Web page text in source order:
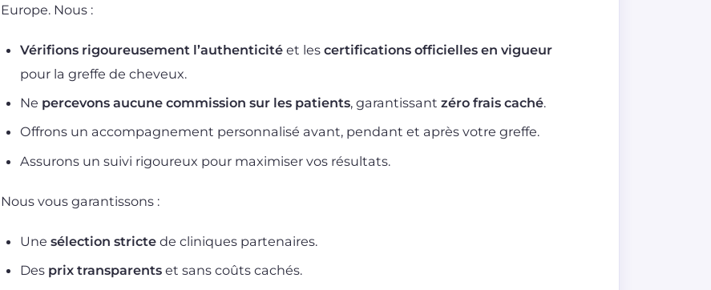
Europe. Nous :
Vérifions rigoureusement l’authenticité et les certifications officielles en vigueur
pour la greffe de cheveux.
Ne percevons aucune commission sur les patients, garantissant zéro frais caché.
Offrons un accompagnement personnalisé avant, pendant et après votre greffe.
Assurons un suivi rigoureux pour maximiser vos résultats.
Nous vous garantissons :
Une sélection stricte de cliniques partenaires.
Des prix transparents et sans coûts cachés.